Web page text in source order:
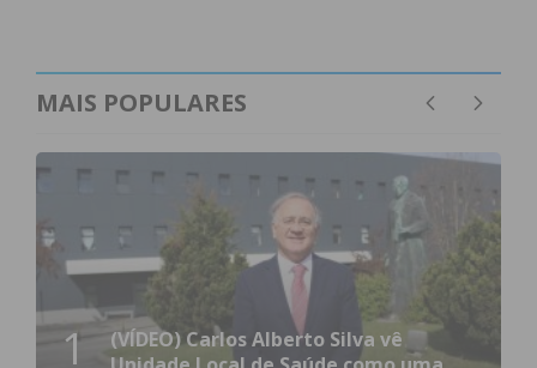
condições
MAIS POPULARES
1
(VÍDEO) Carlos Alberto Silva vê